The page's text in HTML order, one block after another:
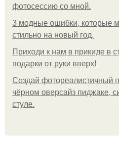
фотосессию со мной.
3 модные ошибки, которые
стильно на новый год.
Приходи к нам в прикиде в
подарки от руки вверх!
Создай фотореалистичный
чёрном оверсайз пиджаке,
стуле.